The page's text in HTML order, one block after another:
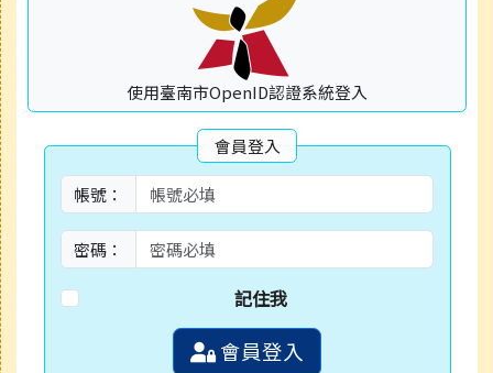
使用臺南市OpenID認證系統登入
會員登入
帳號：
密碼：
記住我
會員登入